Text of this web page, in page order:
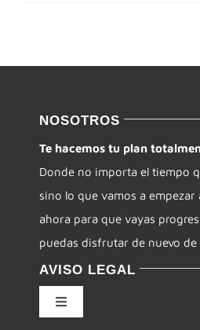
NOSOTROS
Te hacemos tu plan
Donde no importa el tiempo
sino lo que vamos a
ahora para que vayas
puedas disfrutar de nuevo de
AVISO LEGAL
Toggle
Navigation